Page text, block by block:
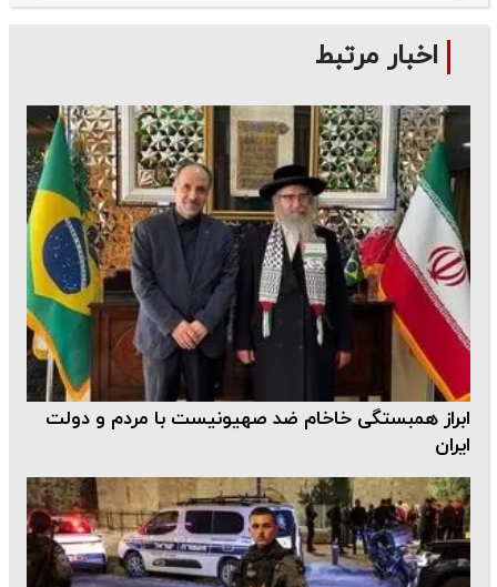
اخبار مرتبط
ابراز همبستگی خاخام ضد صهیونیست با مردم و دولت
ایران